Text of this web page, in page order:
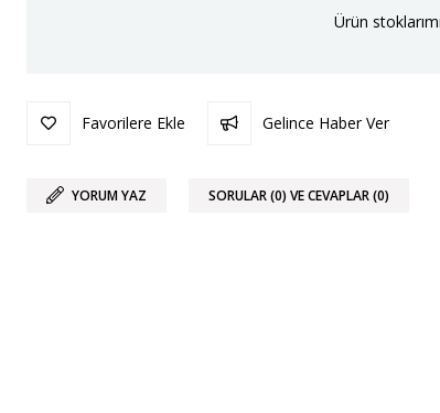
Ürün
Favorilere Ekle Gelince Haber Ver
YORUM YAZ SORULAR (0) VE CEVAPLAR (0)